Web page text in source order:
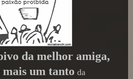
da melhor amiga,
um tanto da